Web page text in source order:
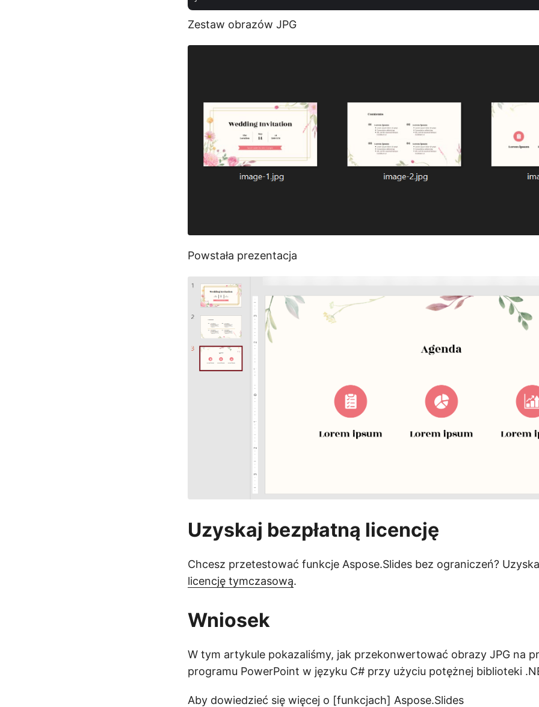
Zestaw obrazów JPG
Powstała prezentacja
Uzyskaj bezpłatną licencję
Chcesz przetestować funkcje Aspose.Slides bez ograniczeń?
licencję tymczasową.
Wniosek
W tym artykule pokazaliśmy, jak przekonwertować obrazy JPG na
programu PowerPoint w języku C# przy użyciu potężnej biblioteki
Aby dowiedzieć się więcej o [funkcjach] Aspose.Slides